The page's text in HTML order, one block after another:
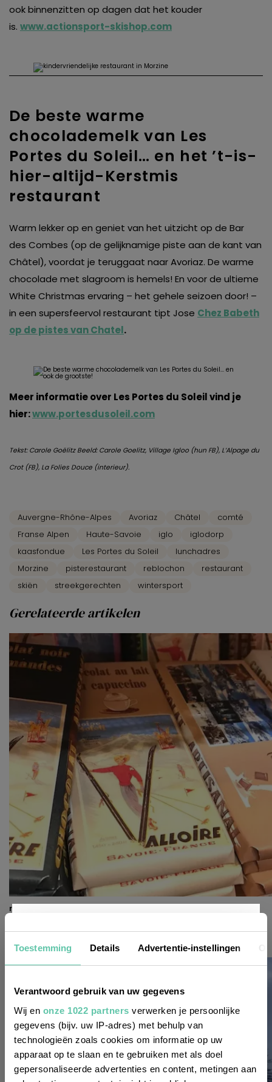
Toestemming Details Advertentie-instellingen
Verantwoord gebruik van uw gegevens
Wij en onze 1022 partners verwerken je persoonlijke
gegevens (bijv. uw IP-adres) met behulp van
technologieën zoals cookies om informatie op uw
apparaat op te slaan en te gebruiken met als doel
gepersonaliseerde advertenties en content, metingen aan
ook binnenzitten op dagen dat het kouder
is. www.actionsport-skishop.com
De beste warme
chocolademelk van Les
Portes du Soleil… en het ’t-is-
hier-altijd-Kerstmis
restaurant
Warm lekker op en geniet van het uitzicht op de Bar
des Combes (op de gelijknamige piste aan de kant van
Châtel), voordat je teruggaat naar Avoriaz. De warme
chocolade met slagroom is hemels! En voor de ultieme
White Christmas ervaring – het gehele seizoen door! –
in een supersfeervol restaurant tipt Jose Chez Babeth
op de pistes van Chatel.
Meer informatie over Les Portes du Soleil vind je
hier:www.portesdusoleil.com
Tekst: Carole Goëlitz Beeld: Carole Goelitz, Village Igloo (hun FB), L’Alpage du
Crot (FB), La Folies Douce (interieur).
Auvergne-Rhône-Alpes Avoriaz Châtel
comté
Franse Alpen
Haute-Savoie iglo
iglodorp
kaasfondue
Les Portes du Soleil
lunchadres
Morzine
pisterestaurant reblochon
restaurant
skiën
streekgerechten wintersport
Gerelateerde artikelen
reisinspiratie
Valloire, een skidorp om van te smullen!
3 JANUARI 2026Nieuwsbrief
Wil je altijd als eerste op de hoogte zijn
van de laatste nieuwtjes, leuke adressen
en inspirerende tips voor Frankrijk? Meld
je dan aan voor onze 2-wekelijkse
nieuwsbrief. Zo gedaan!